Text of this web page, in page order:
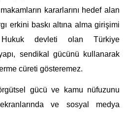
kararlarını hedef alan
erkini baskı altına alma girişimi
Hukuk devleti olan Türkiye
sendikal gücünü kullanarak
cüreti gösteremez.
gücü ve kamu nüfuzunu
ve sosyal medya